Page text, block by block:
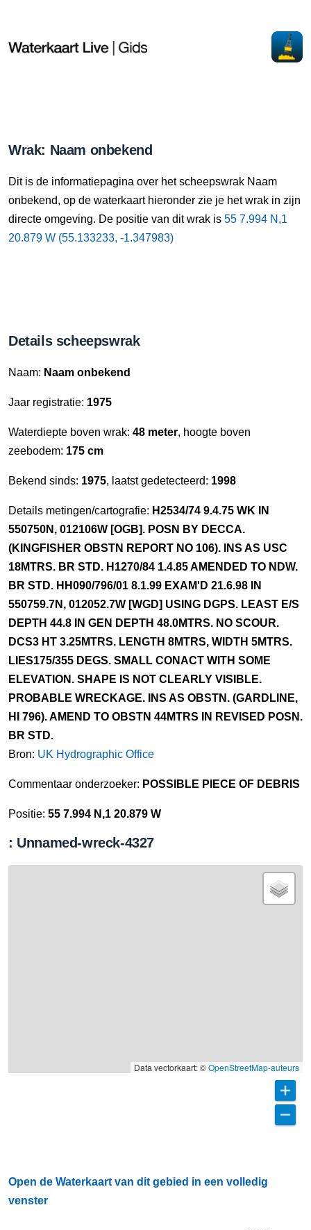
Wrak: Naam onbekend
Dit is de informatiepagina over het scheepswrak Naam
onbekend, op de waterkaart hieronder zie je het wrak in zijn
directe omgeving. De positie van dit wrak is 55 7.994 N,1
20.879 W (55.133233, -1.347983)
Details scheepswrak
Naam: Naam onbekend
Jaar registratie: 1975
Waterdiepte boven wrak: 48 meter, hoogte boven
zeebodem: 175 cm
Bekend sinds: 1975, laatst gedetecteerd: 1998
Details metingen/cartografie: H2534/74 9.4.75 WK IN
550750N, 012106W [OGB]. POSN BY DECCA.
(KINGFISHER OBSTN REPORT NO 106). INS AS USC
18MTRS. BR STD. H1270/84 1.4.85 AMENDED TO NDW.
BR STD. HH090/796/01 8.1.99 EXAM'D 21.6.98 IN
550759.7N, 012052.7W [WGD] USING DGPS. LEAST E/S
DEPTH 44.8 IN GEN DEPTH 48.0MTRS. NO SCOUR.
DCS3 HT 3.25MTRS. LENGTH 8MTRS, WIDTH 5MTRS.
LIES175/355 DEGS. SMALL CONACT WITH SOME
ELEVATION. SHAPE IS NOT CLEARLY VISIBLE.
PROBABLE WRECKAGE. INS AS OBSTN. (GARDLINE,
HI 796). AMEND TO OBSTN 44MTRS IN REVISED POSN.
BR STD.
Bron: UK Hydrographic Office
Commentaar onderzoeker: POSSIBLE PIECE OF DEBRIS
Positie: 55 7.994 N,1 20.879 W
: Unnamed-wreck-4327
Data vectorkaart: ©OpenStreetMap-auteurs
Open de Waterkaart van dit gebied in een volledig
venster